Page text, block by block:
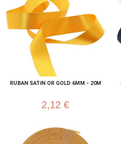
RUBAN SATIN OR GOLD 6MM - 20M
2,12 €